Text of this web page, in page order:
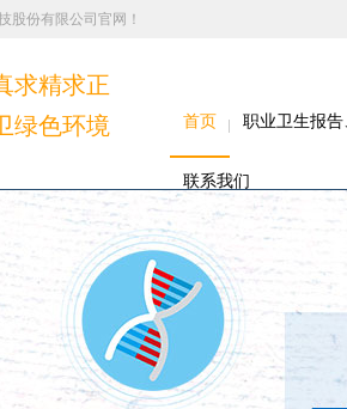
股份有限公司官网！
求精求正
绿色环境
首页 职业卫生报
联系我们